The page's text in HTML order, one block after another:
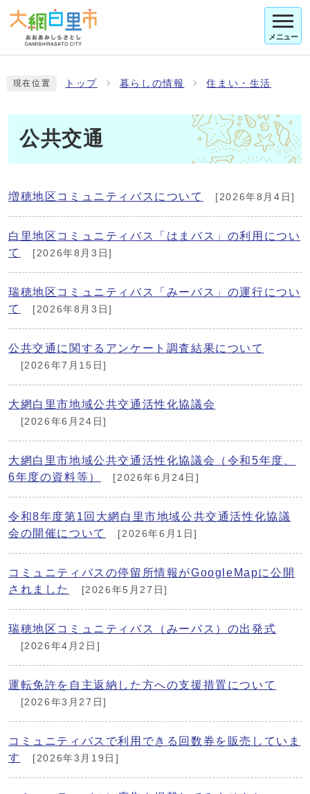
メニュー
現在位置 トップ 暮らしの情報 住まい・生活
公共交通
増穂地区コミュニティバスについて [2026年8月4日]
白里地区コミュニティバス「はまバス」の利用につい
て
[2026年8月3日]
瑞穂地区コミュニティバス「みーバス」の運行につい
て
[2026年8月3日]
公共交通に関するアンケート調査結果について
[2026年7月15日]
大網白里市地域公共交通活性化協議会
[2026年6月24日]
大網白里市地域公共交通活性化協議会（令和5年度、
6年度の資料等）
[2026年6月24日]
令和8年度第1回大網白里市地域公共交通活性化協議
会の開催について
[2026年6月1日]
コミュニティバスの停留所情報がGoogleMapに公開
されました
[2026年5月27日]
瑞穂地区コミュニティバス（みーバス）の出発式
[2026年4月2日]
運転免許を自主返納した方への支援措置について
[2026年3月27日]
コミュニティバスで利用できる回数券を販売していま
す
[2026年3月19日]